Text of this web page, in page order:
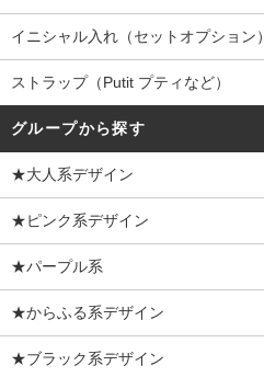
イニシャル入れ（セットオプション）
ストラップ（Putit プティなど）
グループから探す
★大人系デザイン
★ピンク系デザイン
★パープル系
★からふる系デザイン
★ブラック系デザイン